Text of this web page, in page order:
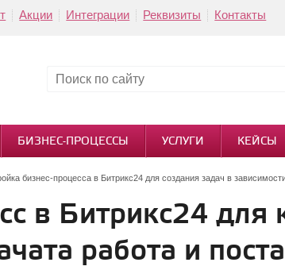
Акции Интеграции Реквизиты Контакты
БИЗНЕС-ПРОЦЕССЫ УСЛУГИ КЕЙСЫ
бизнес-процесса в Битрикс24 для создания задач в
в Битрикс24 для
работа и